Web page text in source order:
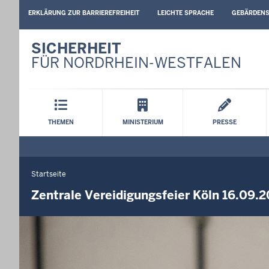
SPRACHEN
ERKLÄRUNG ZUR BARRIEREFREIHEIT LEICHTE SPRACHE
SICHERHEIT
FÜR NORDRHEIN-WESTFALEN
Hauptmenü
THEMEN MINISTERIUM PRESSE
Sie
befinden
Startseite
Zentrale Vereidigungsfeier Köln